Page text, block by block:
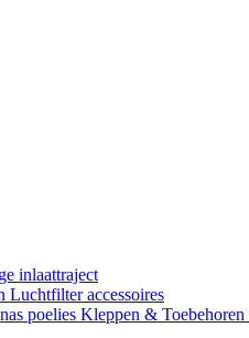
inlaattraject
Luchtfilter accessoires
poelies Kleppen & Toebehoren